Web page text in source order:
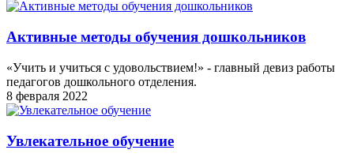
Активные методы обучения дошкольников
«Учить и учиться с удовольствием!» - главный девиз работы
педагогов дошкольного отделения.
8 февраля 2022
Увлекательное обучение